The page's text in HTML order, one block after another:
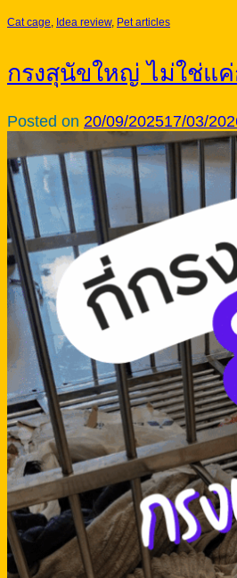
Cat cage, Idea review, Pet articles
กรงสุนัขใหญ่ ไม่ใช่แ
Posted on 20/09/202517/03/